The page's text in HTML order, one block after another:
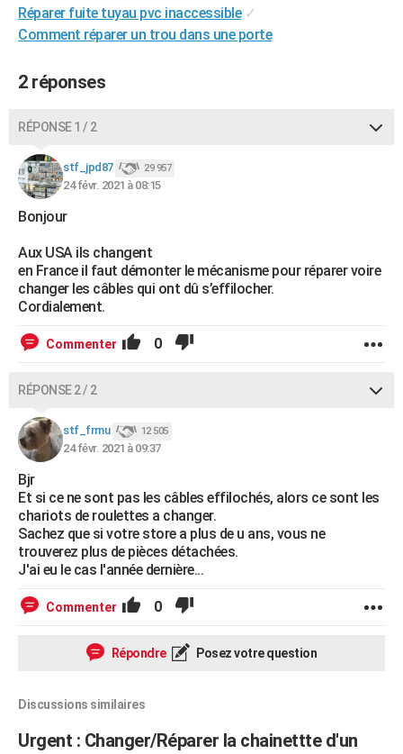
Destinations
City break
Voyage nature
Voyage de noces
Forum
Climat
+PHOTO
BONS PLANS
CARTE DE VOEUX
Carte de Noël
Carte Bonne année
Carte Saint-Valentin
Carte Pâques
Carte d'anniversaire
DICTIONNAIRE
Dictionnaire
Biographies
Citations
Expressions
Proverbes
S'inscrire
Se connecter
Lycées
Collèges
Primaires
Universités
Entreprises
Service militaire
Avis de recherche
AVIS DE DÉCÈS
FORUM
Bricolage
Lifestyle
Culture
Sport
Auto
Television
Voyage
Cinema
Réparer fuite tuyau pvc inaccessible ✓
Comment réparer un trou dans une porte
2 réponses
RÉPONSE 1 / 2
stf_jpd87 29 957
24 févr. 2021 à 08:15
Bonjour
Aux USA ils changent
en France il faut démonter le mécanisme pour réparer voire
changer les câbles qui ont dû s’effilocher.
Cordialement.
Commenter 0
RÉPONSE 2 / 2
stf_frmu 12 505
24 févr. 2021 à 09:37
Bjr
Et si ce ne sont pas les câbles effilochés, alors ce sont les
chariots de roulettes a changer.
Sachez que si votre store a plus de u ans, vous ne
trouverez plus de pièces détachées.
J'ai eu le cas l'année dernière...
Commenter 0
Répondre Posez votre question
Discussions similaires
Urgent : Changer/Réparer la chainettte d'un